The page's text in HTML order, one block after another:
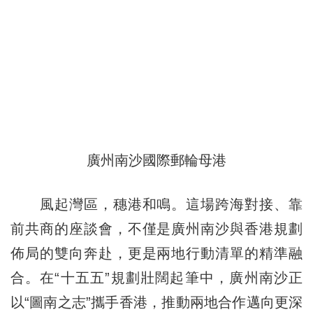
廣州南沙國際郵輪母港
風起灣區，穗港和鳴。這場跨海對接、靠
前共商的座談會，不僅是廣州南沙與香港規劃
佈局的雙向奔赴，更是兩地行動清單的精準融
合。在“十五五”規劃壯闊起筆中，廣州南沙正
以“圖南之志”攜手香港，推動兩地合作邁向更深